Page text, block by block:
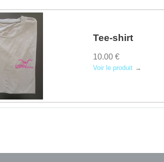
Tee-shirt
10.00 €
Voir le produit